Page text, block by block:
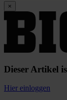
×
Dieser Artikel
Hier einloggen